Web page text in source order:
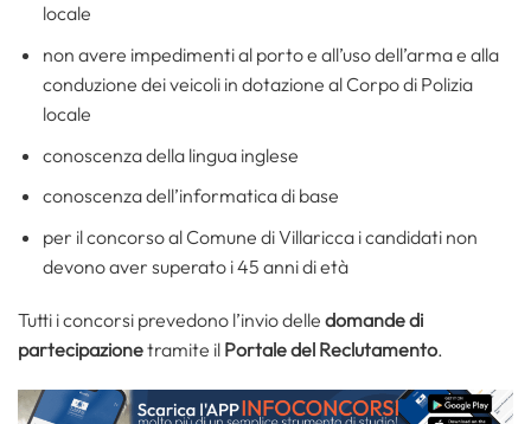
locale
non avere impedimenti al porto e all’uso dell’arma e alla
conduzione dei veicoli in dotazione al Corpo di Polizia
locale
conoscenza della lingua inglese
conoscenza dell’informatica di base
per il concorso al Comune di Villaricca i candidati non
devono aver superato i 45 anni di età
Tutti i concorsi prevedono l’invio delle domande di
partecipazionetramite il Portale del Reclutamento.